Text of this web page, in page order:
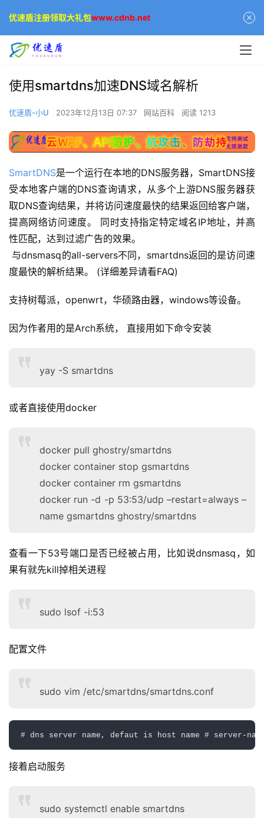
使用smartdns加速DNS域名解析
优速盾-小U 2023年12月13日 07:37 网站百科 阅读 1213
SmartDNS是一个运行在本地的DNS服务器，SmartDNS接
受本地客户端的DNS查询请求，从多个上游DNS服务器获
取DNS查询结果，并将访问速度最快的结果返回给客户端，
提高网络访问速度。 同时支持指定特定域名IP地址，并高
性匹配，达到过滤广告的效果。
度最快的解析结果。 (详细差异请看FAQ)
支持树莓派，openwrt，华硕路由器，windows等设备。
因为作者用的是Arch系统， 直接用如下命令安装
yay -S smartdns
或者直接使用docker
docker pull ghostry/smartdns
docker container stop gsmartdns
docker container rm gsmartdns
docker run -d -p 53:53/udp –restart=always –
name gsmartdns ghostry/smartdns
查看一下53号端口是否已经被占用，比如说dnsmasq，如
果有就先kill掉相关进程
sudo lsof -i:53
配置文件
sudo vim /etc/smartdns/smartdns.conf
# dns server name, defaut is host name #
接着启动服务
sudo systemctl enable smartdns
优速盾注册领取大礼包www.cdnb.net